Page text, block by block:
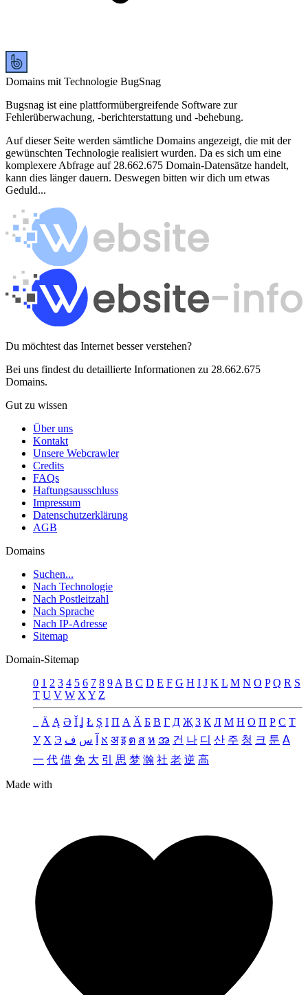
Domains mit Technologie BugSnag
Bugsnag ist eine plattformübergreifende Software zur
Fehlerüberwachung, -berichterstattung und -behebung.
Auf dieser Seite werden sämtliche Domains angezeigt, die mit der
gewünschten Technologie realisiert wurden. Da es sich um eine
komplexere Abfrage auf 28.662.675 Domain-Datensätze handelt,
kann dies länger dauern. Deswegen bitten wir dich um etwas
Geduld...
Du möchtest das Internet besser verstehen?
Bei uns findest du detaillierte Informationen zu 28.662.675
Domains.
Gut zu wissen
Über uns
Kontakt
Unsere Webcrawler
Credits
FAQs
Haftungsausschluss
Impressum
Datenschutzerklärung
AGB
Domains
Suchen...
Nach Technologie
Nach Postleitzahl
Nach Sprache
Nach IP-Adresse
Sitemap
Domain-Sitemap
0 1 2 3 4 5 6 7 8 9 A B C D E F G H I J K L M N O P Q R S
T U V W X Y Z
Ä Ą Ə Ǐ Ʝ Ł Ș Ι Π А Ӑ Б В Г Д Җ З К Л М Н О П Р С Т
У Х Э א س ف अ इ ต ส ห အ 건 나 디 산 주 청 크 툰 ꓮ
一 代 借 免 大 引 思 梦 瀚 社 老 逆 高
Made with